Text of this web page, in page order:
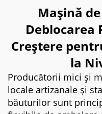
Mașină
Deblocarea
Creștere
la
Producătorii mici și
locale artizanale și
băuturilor sunt